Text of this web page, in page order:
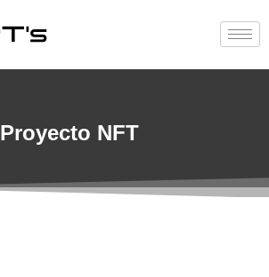
Proyecto NFT